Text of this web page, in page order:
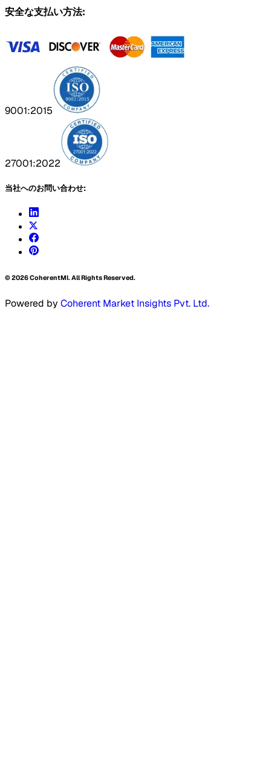
安全な支払い方法:
9001:2015
27001:2022
当社へのお問い合わせ:
©2026CoherentMI. All Rights Reserved.
Powered by Coherent Market Insights Pvt. Ltd.